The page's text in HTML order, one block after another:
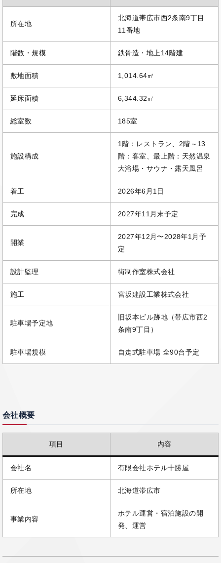
所在地
北海道帯広市西2条南9丁目
11番地
階数・規模 鉄骨造・地上14階建
敷地面積 1,014.64㎡
延床面積 6,344.32㎡
総室数 185室
施設構成
1階：レストラン、2階～13
階：客室、最上階：天然温泉
大浴場・サウナ・露天風呂
着工 2026年6月1日
完成 2027年11月末予定
開業
2027年12月〜2028年1月予
定
設計監理 街制作室株式会社
施工 宮坂建設工業株式会社
駐車場予定地
旧坂本ビル跡地（帯広市西2
条南9丁目）
駐車場規模 自走式駐車場 全90台予定
会社概要
項目 内容
会社名 有限会社ホテル十勝屋
所在地 北海道帯広市
事業内容
ホテル運営・宿泊施設の開
発、運営